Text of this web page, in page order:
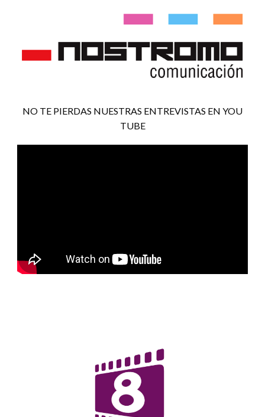
NO TE PIERDAS NUESTRAS ENTREVISTAS EN YOU
TUBE